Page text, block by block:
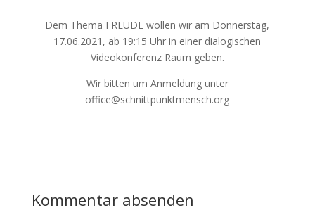
Dem Thema FREUDE wollen wir am Donnerstag,
17.06.2021, ab 19:15 Uhr in einer dialogischen
Videokonferenz Raum geben.
Wir bitten um Anmeldung unter
office@schnittpunktmensch.org
Kommentar absenden